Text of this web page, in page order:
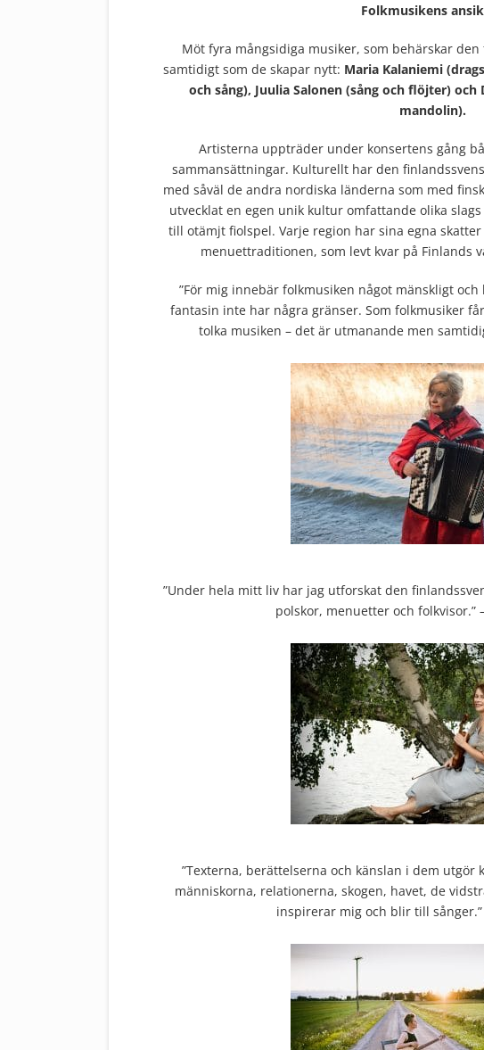
Folkmusikens
Möt fyra mångsidiga musiker, som behärskar
samtidigt som de skapar nytt: Maria Kalaniemi
och sång), Juulia Salonen (sång och flöjter) och
mandolin).
Artisterna uppträder under konsertens gång
sammansättningar. Kulturellt har den
med såväl de andra nordiska länderna som med
utvecklat en egen unik kultur omfattande olika
till otämjt fiolspel. Varje region har sina egna
menuettraditionen, som levt kvar på Finlands
”För mig innebär folkmusiken något mänskligt
fantasin inte har några gränser. Som folkmusiker
tolka musiken – det är utmanande men
”Under hela mitt liv har jag utforskat den
polskor, menuetter och folkvisor.”
”Texterna, berättelserna och känslan i dem
människorna, relationerna, skogen, havet, de
inspirerar mig och blir till sånger.”